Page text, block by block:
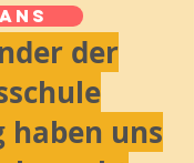
der
haben uns